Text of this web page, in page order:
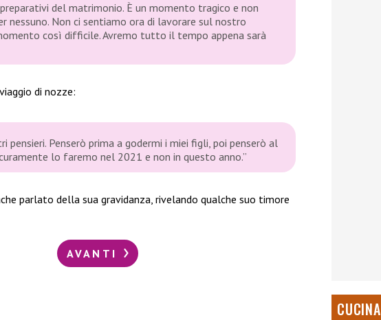
del matrimonio. È un momento tragico e non
nessuno. Non ci sentiamo ora di lavorare sul nostro
così difficile. Avremo tutto il tempo appena sarà
di nozze:
pensieri. Penserò prima a godermi i miei figli, poi penserò al
lo faremo nel 2021 e non in questo anno.”
parlato della sua gravidanza, rivelando qualche suo timore
AVANTI
CUCINA